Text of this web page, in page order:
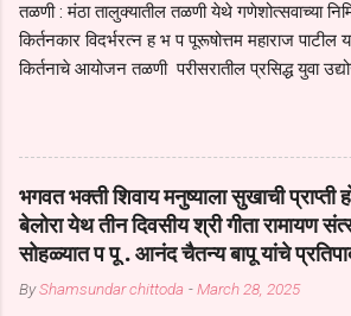
तळणी : मंठा तालुक्यातील तळणी येथे गणेशोत्सवाच्या
किर्तनकार विदर्भरत्न ह भ प पूरूषोत्तम महाराज पाटील
किर्तनाचे आयोजन तळणी परीसरातील प्रसिद्ध युवा
तुकाराम महाराज यांच्या *आपुला तो एक देव करुनी
नोहे* *येरती माईक दुःखाची जनीती* *नाही आदी
सुंदर निरूपण केले सध्य स्थितीचा काळ हा मानव
धर्ममंडपात बसलेली लोक ही खरच भाग्यवान आहेत
जिवंत आहोत या महामारीतून जर आपल्याला वाचायचे असेल
आधार आपल्याला घ्यावाच लागेल महामारीच्या काळात
आधार आहे सध्य स्थितीत मानव जातीची मानसीक
भगवत भक्ती शिवाय मनुष्याला सुखाची प्राप्ती
बेलोरा येथ तीन दिवसीय श्री गीता रामायण
सोहळ्यात प पू . आनंद चैतन्य बापू यांचे
ByShamsundar chittoda -March 28, 2025